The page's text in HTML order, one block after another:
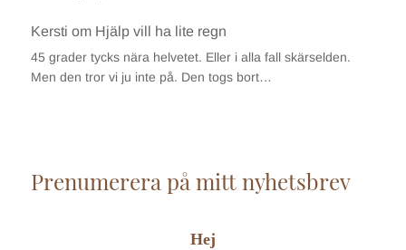
Kersti om Hjälp vill ha lite regn
45 grader tycks nära helvetet. Eller i alla fall skärselden.
Men den tror vi ju inte på. Den togs bort…
Prenumerera på mitt nyhetsbrev
Hej